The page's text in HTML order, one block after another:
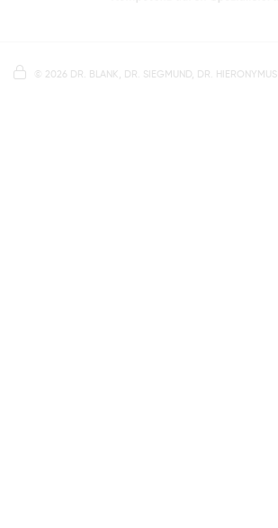
© 2026 DR. BLANK, DR. SIEGMUND, DR. HIERONYMUS